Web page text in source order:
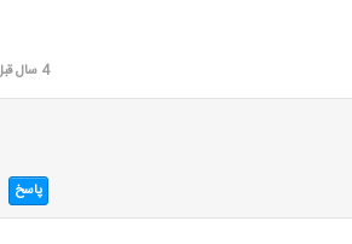
4 سال قبل
پاسخ